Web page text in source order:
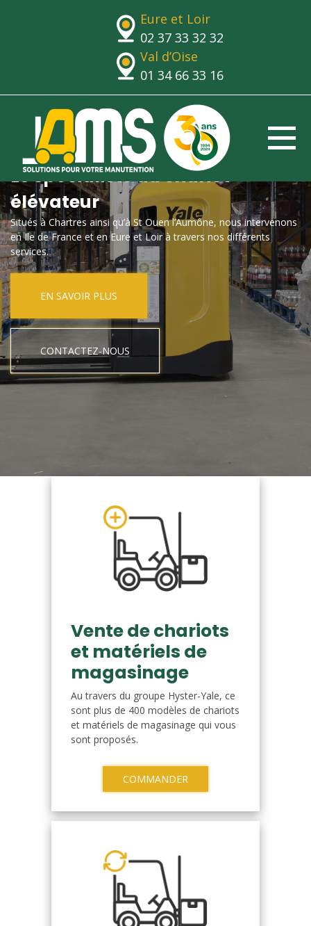
Eure et Loir
02 37 33 32 32
Val d’Oise
01 34 66 33 16
Le spécialiste du chariot
élévateur
Situés à Chartres ainsi qu’à St Ouen l’Aumône, nous intervenons
en Ile de France et en Eure et Loir à travers nos différents
services.
EN SAVOIR PLUS
CONTACTEZ-NOUS
Vente de chariots
et matériels de
magasinage
Au travers du groupe Hyster-Yale, ce
sont plus de 400 modèles de chariots
et matériels de magasinage qui vous
sont proposés.
COMMANDER